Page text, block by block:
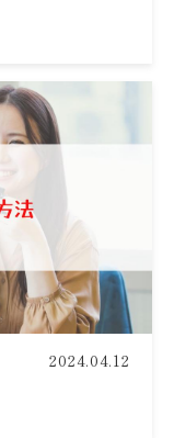
2024.04.12